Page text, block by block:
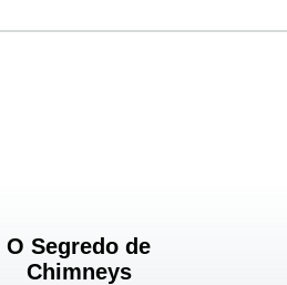
O Segredo de
Chimneys